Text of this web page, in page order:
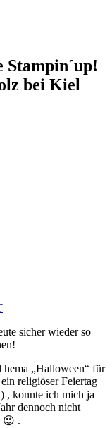
bei Kiel
sicher wieder so
„Halloween“ für
religiöser Feiertag
, konnte ich mich ja
dennoch nicht
😉 .